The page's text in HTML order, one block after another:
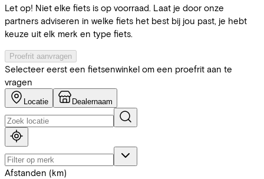
Let op! Niet elke fiets is op voorraad. Laat je door onze
partners adviseren in welke fiets het best bij jou past, je hebt
keuze uit elk merk en type fiets.
Proefrit aanvragen
Selecteer eerst een fietsenwinkel om een proefrit aan te
vragen
Locatie Dealernaam
Afstanden (km)